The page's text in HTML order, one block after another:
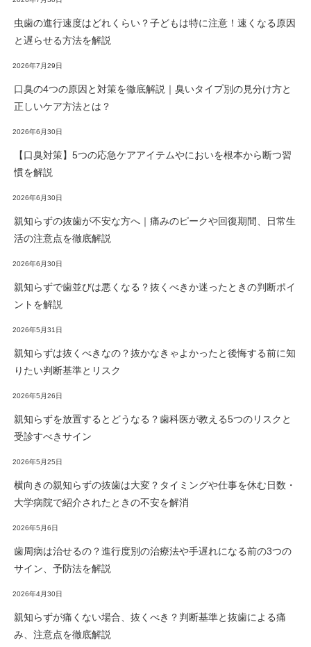
虫歯の進行速度はどれくらい？子どもは特に注意！速くなる原因
と遅らせる方法を解説
2026年7月29日
口臭の4つの原因と対策を徹底解説｜臭いタイプ別の見分け方と
正しいケア方法とは？
2026年6月30日
【口臭対策】5つの応急ケアアイテムやにおいを根本から断つ習
慣を解説
2026年6月30日
親知らずの抜歯が不安な方へ｜痛みのピークや回復期間、日常生
活の注意点を徹底解説
2026年6月30日
親知らずで歯並びは悪くなる？抜くべきか迷ったときの判断ポイ
ントを解説
2026年5月31日
親知らずは抜くべきなの？抜かなきゃよかったと後悔する前に知
りたい判断基準とリスク
2026年5月26日
親知らずを放置するとどうなる？歯科医が教える5つのリスクと
受診すべきサイン
2026年5月25日
横向きの親知らずの抜歯は大変？タイミングや仕事を休む日数・
大学病院で紹介されたときの不安を解消
2026年5月6日
歯周病は治せるの？進行度別の治療法や手遅れになる前の3つの
サイン、予防法を解説
2026年4月30日
親知らずが痛くない場合、抜くべき？判断基準と抜歯による痛
み、注意点を徹底解説